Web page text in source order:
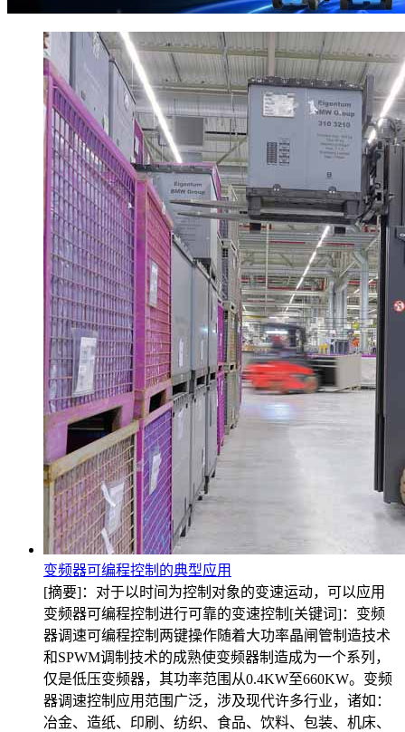
变频器可编程控制的典型应用
[摘要]：对于以时间为控制对象的变速运动，可以应用
变频器可编程控制进行可靠的变速控制[关键词]：变频
器调速可编程控制两键操作随着大功率晶闸管制造技术
和SPWM调制技术的成熟使变频器制造成为一个系列，
仅是低压变频器，其功率范围从0.4KW至660KW。变频
器调速控制应用范围广泛，涉及现代许多行业，诸如：
冶金、造纸、印刷、纺织、食品、饮料、包装、机床、